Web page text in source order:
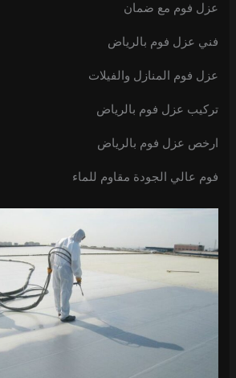
عزل فوم مع ضمان
فني عزل فوم بالرياض
عزل فوم المنازل والفيلات
تركيب عزل فوم بالرياض
ارخص عزل فوم بالرياض
فوم عالي الجودة مقاوم للماء